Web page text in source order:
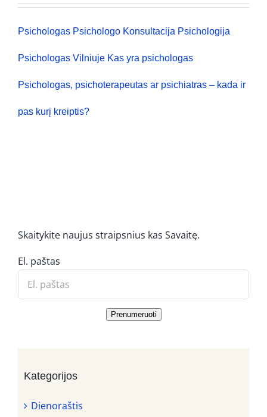
Psichologas Psichologo Konsultacija Psichologija
Psichologas Vilniuje Kas yra psichologas
Psichologas, psichoterapeutas ar psichiatras – kada ir
pas kurį kreiptis?
Skaitykite naujus straipsnius kas Savaitę.
El. paštas
Prenumeruoti
Kategorijos
Dienoraštis